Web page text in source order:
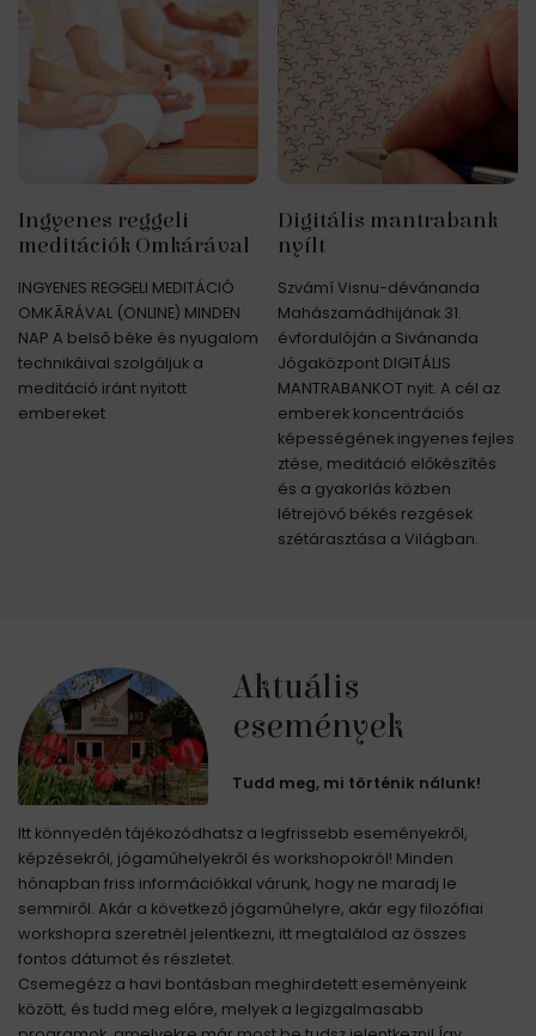
Ingyenes reggeli
meditációk Omkárával
INGYENES REGGELI MEDITÁCIÓ
OMKĀRÁVAL (ONLINE) MINDEN
NAP A belső béke és nyugalom
technikáival szolgáljuk a
meditáció iránt nyitott
embereket
Digitális mantrabank
nyílt
Szvámí Visnu-dévánanda
Mahászamádhijának 31.
évfordulóján a Sivánanda
Jógaközpont DIGITÁLIS
MANTRABANKOT nyit. A cél az
emberek koncentrációs
képességének ingyenes fejles
ztése, meditáció előkészítés
és a gyakorlás közben
létrejövő békés rezgések
szétárasztása a Világban.
Aktuális
események
Tudd meg, mi történik nálunk!
Itt könnyedén tájékozódhatsz a legfrissebb eseményekről,
képzésekről, jógaműhelyekről és workshopokról! Minden
hónapban friss információkkal várunk, hogy ne maradj le
semmiről. Akár a következő jógaműhelyre, akár egy filozófiai
workshopra szeretnél jelentkezni, itt megtalálod az összes
fontos dátumot és részletet.
Csemegézz a havi bontásban meghirdetett eseményeink
között, és tudd meg előre, melyek a legizgalmasabb